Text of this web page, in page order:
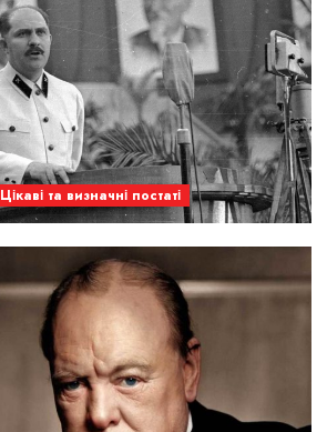
Цікаві та визначні постаті